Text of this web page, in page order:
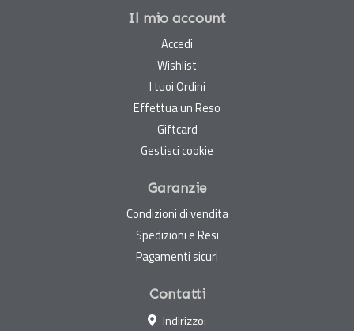
Il mio account
Accedi
Wishlist
I tuoi Ordini
Effettua un Reso
Giftcard
Gestisci cookie
Garanzie
Condizioni di vendita
Spedizioni e Resi
Pagamenti sicuri
Contatti
Indirizzo: